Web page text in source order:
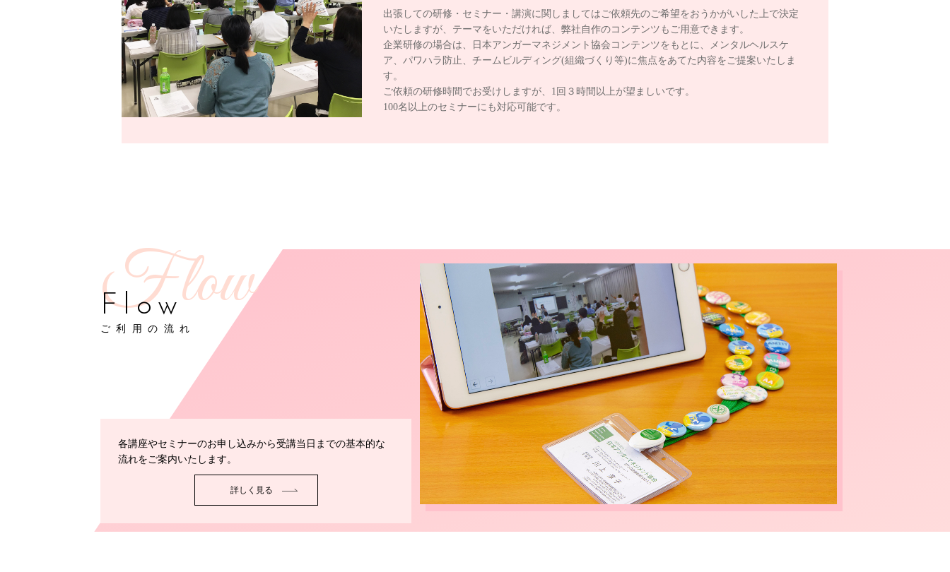
出張しての研修・セミナー・講演に関しましてはご依頼先のご希望をおうかがいした上で決定
いたしますが、テーマをいただければ、弊社自作のコンテンツもご用意できます。
企業研修の場合は、日本アンガーマネジメント協会コンテンツをもとに、メンタルヘルスケ
ア、パワハラ防止、チームビルディング(組織づくり等)に焦点をあてた内容をご提案いたしま
す。
ご依頼の研修時間でお受けしますが、1回３時間以上が望ましいです。
100名以上のセミナーにも対応可能です。
Flow
ご利用の流れ
各講座やセミナーのお申し込みから受講当日までの基本的な
流れをご案内いたします。
詳しく見る